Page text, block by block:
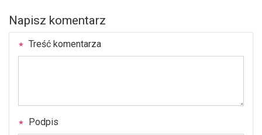
Napisz komentarz
Treść komentarza
Podpis